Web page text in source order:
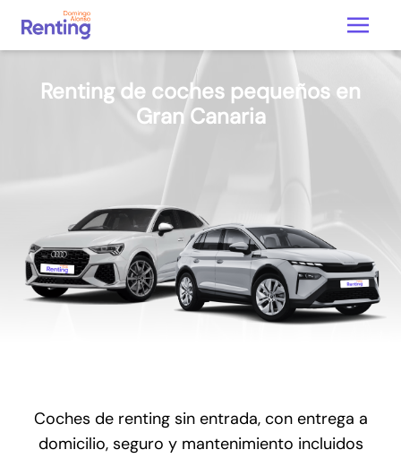
Renting de coches pequeños en
Gran Canaria
Coches de renting sin entrada, con entrega a
domicilio, seguro y mantenimiento incluidos